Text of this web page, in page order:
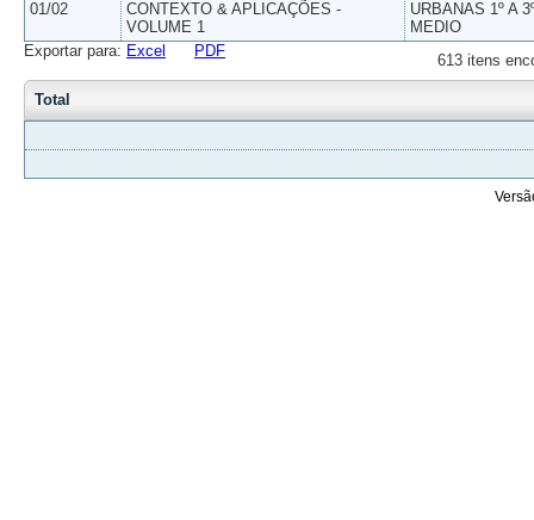
01/02
CONTEXTO & APLICAÇÕES -
VOLUME 1
URBANAS 1º A
MEDIO
613 itens
Exportar para: Excel PDF
Total